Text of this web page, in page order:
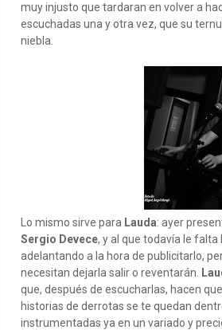
muy injusto que tardaran en volver a
escuchadas una y otra vez, que su
niebla.
Lo mismo sirve para Lauda: ayer
Sergio Devece, y al que todavía le
adelantando a la hora de publicitarlo,
necesitan dejarla salir o reventarán.
que, después de escucharlas, hacen
historias de derrotas se te quedan
instrumentadas ya en un variado y